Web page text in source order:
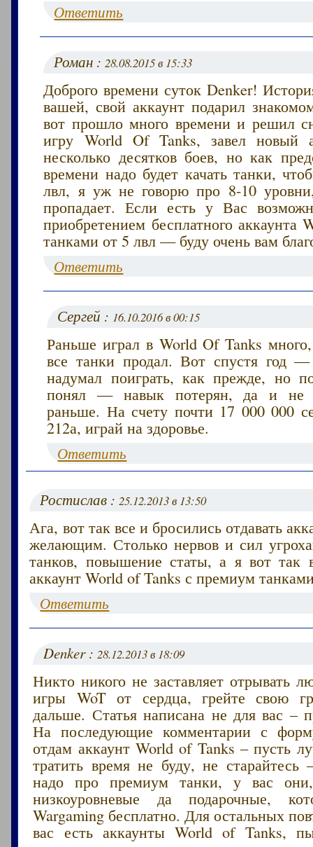
Ответить
Роман :28.08.2015 в 15:33
Доброго времени суток Denker!
вашей, свой аккаунт подарил
вот прошло много времени и решил
игру World Of Tanks, завел новый
несколько десятков боев, но как
времени надо будет качать танки,
лвл, я уж не говорю про 8-10
пропадает. Если есть у Вас
приобретением бесплатного аккаунта
танками от 5 лвл — буду очень вам
Ответить
Сергей : 16.10.2016 в 00:15
Раньше играл в World Of Tanks
все танки продал. Вот спустя год —
надумал поиграть, как прежде, но
понял — навык потерян, да и не
раньше. На счету почти 17 000 000
212а, играй на здоровье.
Ответить
Ростислав :25.12.2013 в 13:50
Ага, вот так все и бросились отдавать
желающим. Столько нервов и сил
танков, повышение статы, а я вот так
аккаунт World of Tanks с премиум
Ответить
Denker :28.12.2013 в 18:09
Никто никого не заставляет отрывать
игры WoT от сердца, грейте свою
дальше. Статья написана не для вас –
На последующие комментарии с
отдам аккаунт World of Tanks – пусть
тратить время не буду, не
надо про премиум танки, у вас они,
низкоуровневые да подарочные,
Wargaming бесплатно. Для остальных
вас есть аккаунты World of Tanks,